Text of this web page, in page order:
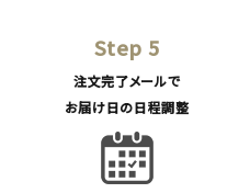
Step 5
注文完了メールで
お届け日の日程調整